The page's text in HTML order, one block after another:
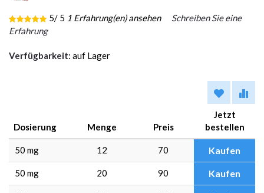
5/ 5 1 Erfahrung(en) ansehen
Schreiben Sie eine
Erfahrung
Verfügbarkeit: auf Lager
Dosierung Menge Preis
Jetzt
bestellen
50 mg 12 70 Kaufen
50 mg 20 90 Kaufen